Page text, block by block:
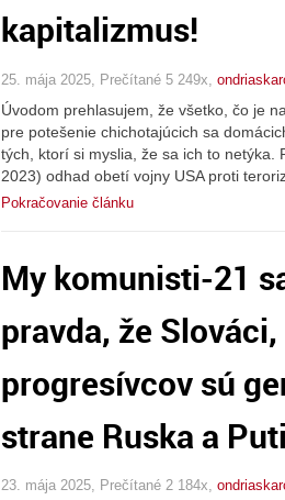
kapitalizmus!
25. mája 2025, Prečítané 5 249x,
Úvodom prehlasujem, že všetko, čo je
pre potešenie chichotajúcich sa
tých, ktorí si myslia, že sa ich to netýka.
2023) odhad obetí vojny USA proti
Pokračovanie článku
My komunisti-21
pravda, že
progresívcov sú
strane Ruska a
23. mája 2025, Prečítané 2 184x,